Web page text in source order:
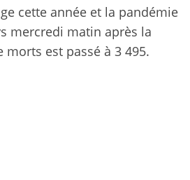
cette année et la pandémie
mercredi matin après la
est passé à 3 495.